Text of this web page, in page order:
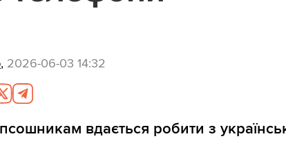
, 2026-06-03 14:32
вдається робити з